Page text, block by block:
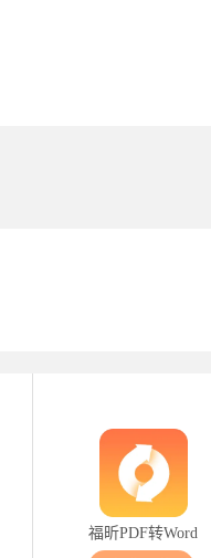
福昕PDF转Word